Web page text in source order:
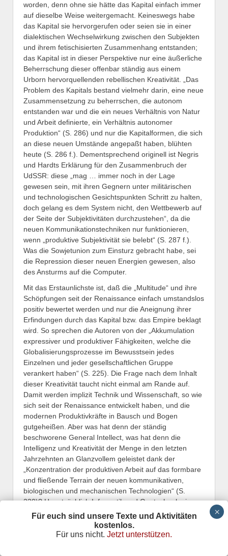
worden, denn ohne sie hätte das Kapital einfach immer
auf dieselbe Weise weitergemacht. Keineswegs habe
das Kapital sie hervorgerufen oder seien sie in einer
dialektischen Wechselwirkung zwischen den Subjekten
und ihrem fetischisierten Zusammenhang entstanden;
das Kapital ist in dieser Perspektive nur eine äußerliche
Beherrschung dieser offenbar ständig aus einem
Urborn hervorquellenden rebellischen Kreativität. „Das
Problem des Kapitals bestand vielmehr darin, eine neue
Zusammensetzung zu beherrschen, die autonom
entstanden war und die ein neues Verhältnis von Natur
und Arbeit definierte, ein Verhältnis autonomer
Produktion“ (S. 286) und nur die Kapitalformen, die sich
an diese neuen Umstände angepaßt haben, blühten
heute (S. 286 f.). Dementsprechend originell ist Negris
und Hardts Erklärung für den Zusammenbruch der
UdSSR: diese „mag … immer noch in der Lage
gewesen sein, mit ihren Gegnern unter militärischen
und technologischen Gesichtspunkten Schritt zu halten,
doch gelang es dem System nicht, den Wettbewerb auf
der Seite der Subjektivitäten durchzustehen“, da die
neuen Kommunikationstechniken nur funktionieren,
wenn „produktive Subjektivität sie belebt“ (S. 287 f.).
Was die Sowjetunion zum Einsturz gebracht habe, sei
die Repression dieser neuen Energien gewesen, also
des Ansturms auf die Computer.
Mit das Erstaunlichste ist, daß die „Multitude“ und ihre
Schöpfungen seit der Renaissance einfach umstandslos
positiv bewertet werden und nur die Aneignung ihrer
Erfindungen durch das Kapital bzw. das Empire beklagt
wird. So sprechen die Autoren von der „Akkumulation
expressiver und produktiver Fähigkeiten, welche die
Globalisierungsprozesse im Bewusstsein jedes
Einzelnen und jeder gesellschaftlichen Gruppe
verankert haben“ (S. 225). Die Frage nach dem Inhalt
dieser Kreativität taucht nicht einmal am Rande auf.
Damit werden implizit Technik und Wissenschaft, so wie
sich seit der Renaissance entwickelt haben, und die
modernen Produktivkräfte in Bausch und Bogen
gutgeheißen. Aber was hat denn der ständig
beschworene General Intellect, was hat denn die
Intelligenz und Kreativität der Menge in den letzten
Jahrzehnten an Glanzvollem geleistet dank der
„Konzentration der produktiven Arbeit auf das formbare
und fließende Terrain der neuen kommunikativen,
biologischen und mechanischen Technologien“ (S.
230)? Hauptsächlich Informatik und Gentechnologie
(die im Buch nie erwähnt wird), schrecklichere Waffen
und schrecklichere Häuser denn je, Cyberpunk und
Trashliteratur, neue Kontrolltechnologien und
Für euch sind unsere Texte und Aktivitäten
kostenlos.
Für uns nicht. Jetzt unterstützen.